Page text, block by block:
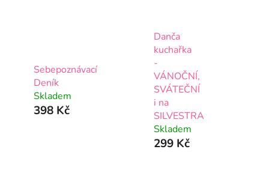
Sebepoznávací
Deník
Skladem
398 Kč
Danča
kuchařka
-
VÁNOČNÍ,
SVÁTEČNÍ
i na
SILVESTRA
Skladem
299 Kč